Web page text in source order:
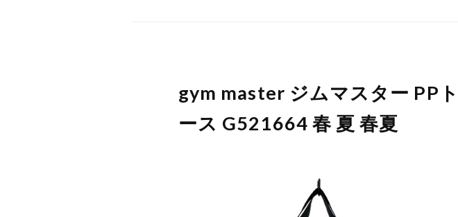
gym master ジムマスター PP
ース G521664 春 夏 春夏